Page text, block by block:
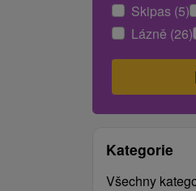
Skipas (5)
Lázně (26)
Kategorie
Všechny